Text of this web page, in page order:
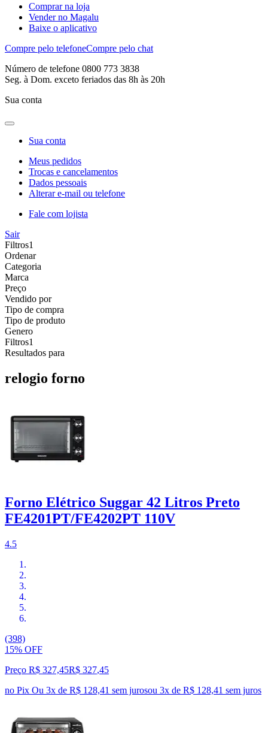
Comprar na loja
Vender no Magalu
Baixe o aplicativo
Compre pelo telefoneCompre pelo chat
Número de telefone 0800 773 3838
Seg. à Dom. exceto feriados das 8h às 20h
Sua conta
Sua conta
Meus pedidos
Trocas e cancelamentos
Dados pessoais
Alterar e-mail ou telefone
Fale com lojista
Sair
Filtros1
Ordenar
Categoria
Marca
Preço
Vendido por
Tipo de compra
Tipo de produto
Genero
Filtros1
Resultados para
relogio forno
Forno Elétrico Suggar 42 Litros Preto
FE4201PT/FE4202PT 110V
4.5
(398)
15% OFF
Preço R$ 327,45R$ 327,45
no Pix Ou 3x de R$ 128,41 sem jurosou 3x de R$ 128,41 sem juros